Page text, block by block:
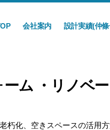
会社案内 設計実績(仲
ーム ・リノベ
朽化、空きスペースの活用